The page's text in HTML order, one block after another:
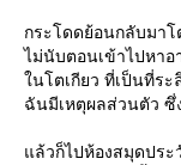
กระโดดย้อนกลับมา
ไม่นับตอนเข้าไปหา
ในโตเกียว ที่เป็นที่ร
ฉันมีเหตุผลส่วนตัว ซึ่
แล้วก็ไปห้องสมุดปร